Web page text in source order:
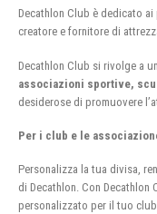
Decathlon Club è dedicato
creatore e fornitore di
Decathlon Club si rivolge a
associazioni sportive,
desiderose di promuovere
Per i club e le
Personalizza la tua divisa,
di Decathlon. Con
personalizzato per il tuo